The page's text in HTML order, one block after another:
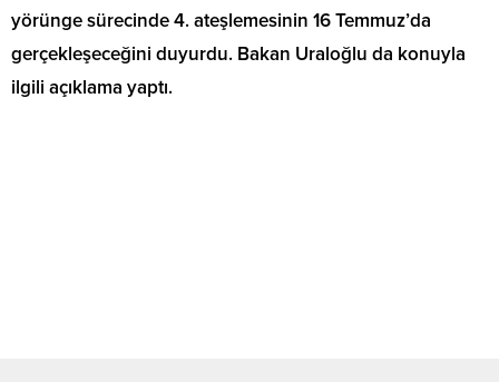
yörünge sürecinde 4. ateşlemesinin 16 Temmuz’da
gerçekleşeceğini duyurdu. Bakan Uraloğlu da konuyla
ilgili açıklama yaptı.